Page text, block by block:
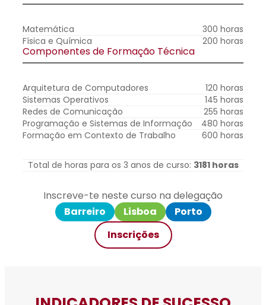
Matemática
300 horas
Física e Química
200 horas
Componentes de Formação Técnica
Arquitetura de Computadores
120 horas
Sistemas Operativos
145 horas
Redes de Comunicação
255 horas
Programação e Sistemas de Informação
480 horas
Formação em Contexto de Trabalho
600 horas
Total de horas para os 3 anos de curso: 3181 horas
Inscreve-te neste curso na delegação
Barreiro
Lisboa
Porto
Inscrições